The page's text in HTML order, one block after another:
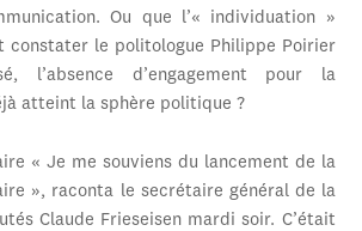
Ou que l’« individuation »
constater le politologue Philippe Poirier
l’absence d’engagement pour la
atteint la sphère politique ?
« Je me souviens du lancement de la
», raconta le secrétaire général de la
Claude Frieseisen mardi soir. C’était